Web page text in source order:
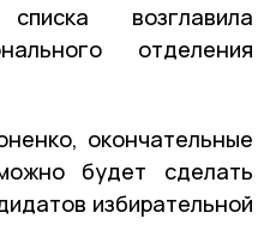
возглавила
отделения
окончательные
будет сделать
избирательной